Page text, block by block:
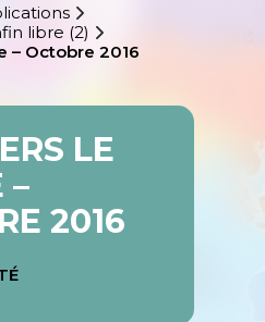
libre (2)
– Octobre 2016
LE
–
2016